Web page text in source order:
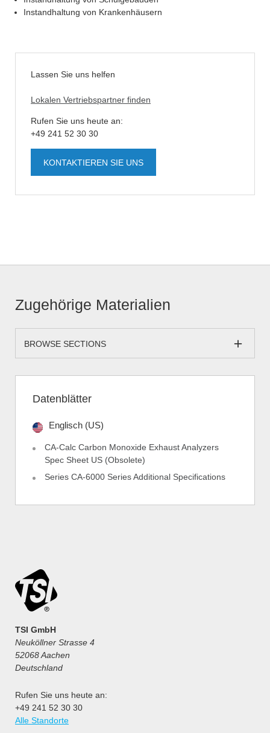
Instandhaltung von Krankenhäusern
Lassen Sie uns helfen
Lokalen Vertriebspartner finden
Rufen Sie uns heute an:
+49 241 52 30 30
KONTAKTIEREN SIE UNS
Zugehörige Materialien
BROWSE SECTIONS
Datenblätter
Englisch (US)
CA-Calc Carbon Monoxide Exhaust Analyzers
Spec Sheet US (Obsolete)
Series CA-6000 Series Additional Specifications
TSI GmbH
Neuköllner Strasse 4
52068 Aachen
Deutschland
Rufen Sie uns heute an:
+49 241 52 30 30
Alle Standorte